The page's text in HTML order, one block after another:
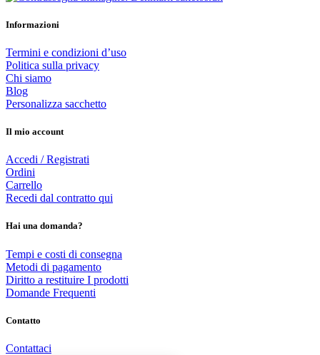
Informazioni
Termini e condizioni d’uso
Politica sulla privacy
Chi siamo
Blog
Personalizza sacchetto
Il mio account
Accedi / Registrati
Ordini
Carrello
Recedi dal contratto qui
Hai una domanda?
Tempi e costi di consegna
Metodi di pagamento
Diritto a restituire I prodotti
Domande Frequenti
Contatto
Contattaci